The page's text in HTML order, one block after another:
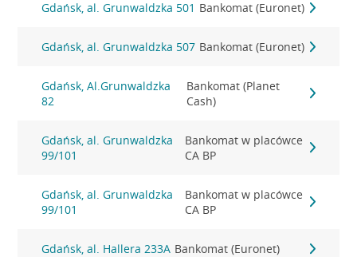
Gdańsk, al. Grunwaldzka 501 Bankomat (Euronet)
Gdańsk, al. Grunwaldzka 507 Bankomat (Euronet)
Gdańsk, Al.Grunwaldzka
82
Bankomat (Planet
Cash)
Gdańsk, al. Grunwaldzka
99/101
Bankomat w placówce
CA BP
Gdańsk, al. Grunwaldzka
99/101
Bankomat w placówce
CA BP
Gdańsk, al. Hallera 233A Bankomat (Euronet)